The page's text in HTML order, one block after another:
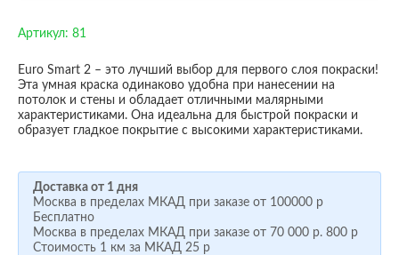
Артикул: 81
Euro Smart 2 – это лучший выбор для первого слоя покраски!
Эта умная краска одинаково удобна при нанесении на
потолок и стены и обладает отличными малярными
характеристиками. Она идеальна для быстрой покраски и
образует гладкое покрытие с высокими характеристиками.
Доставка от 1 дня
Москва в пределах МКАД при заказе от 100000 р
Бесплатно
Москва в пределах МКАД при заказе от 70 000 р. 800 р
Стоимость 1 км за МКАД 25 р